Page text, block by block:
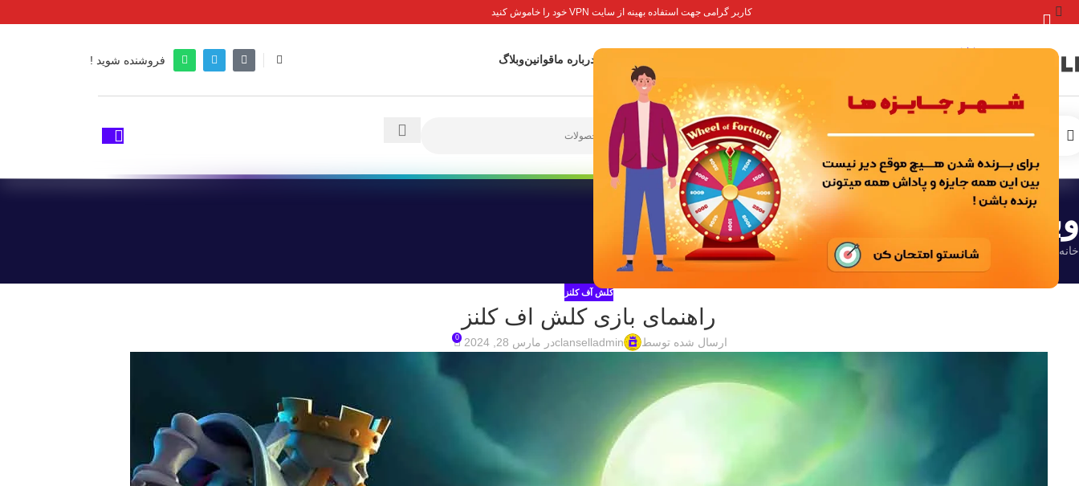
کاربر گرامی جهت استفاده بهینه از سایت VPN خود را خاموش کنید
درباره ماقوانینوبلاگ فروشنده شوید !
خدمات درون برنامه ای اکانت ها بازی
وبلاگ
خانه
کلش آف کلنز
راهنمای بازی کلش اف کلنز
ارسال شده توسط clanselladminدر مارس 28, 2024 0